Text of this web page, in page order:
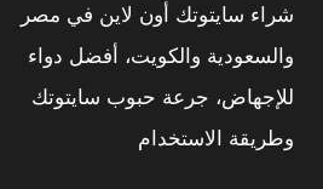
شراء سايتوتك أون لاين في مصر
والسعودية والكويت، أفضل دواء
للإجهاض، جرعة حبوب سايتوتك
وطريقة الاستخدام